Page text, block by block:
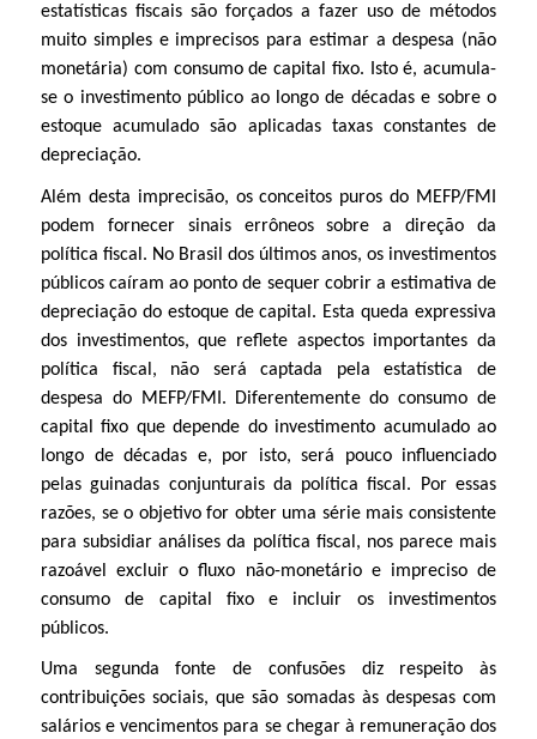
estatísticas fiscais são forçados a fazer uso de métodos
muito simples e imprecisos para estimar a despesa (não
monetária) com consumo de capital fixo. Isto é, acumula-
se o investimento público ao longo de décadas e sobre o
estoque acumulado são aplicadas taxas constantes de
depreciação.
Além desta imprecisão, os conceitos puros do MEFP/FMI
podem fornecer sinais errôneos sobre a direção da
política fiscal. No Brasil dos últimos anos, os investimentos
públicos caíram ao ponto de sequer cobrir a estimativa de
depreciação do estoque de capital. Esta queda expressiva
dos investimentos, que reflete aspectos importantes da
política fiscal, não será captada pela estatística de
despesa do MEFP/FMI. Diferentemente do consumo de
capital fixo que depende do investimento acumulado ao
longo de décadas e, por isto, será pouco influenciado
pelas guinadas conjunturais da política fiscal. Por essas
razões, se o objetivo for obter uma série mais consistente
para subsidiar análises da política fiscal, nos parece mais
razoável excluir o fluxo não-monetário e impreciso de
consumo de capital fixo e incluir os investimentos
públicos.
Uma segunda fonte de confusões diz respeito às
contribuições sociais, que são somadas às despesas com
salários e vencimentos para se chegar à remuneração dos